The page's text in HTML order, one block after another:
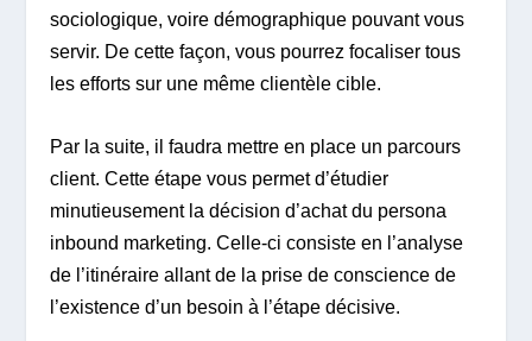
sociologique, voire démographique pouvant vous
servir. De cette façon, vous pourrez focaliser tous
les efforts sur une même clientèle cible.
Par la suite, il faudra mettre en place un parcours
client. Cette étape vous permet d’étudier
minutieusement la décision d’achat du persona
inbound marketing. Celle-ci consiste en l’analyse
de l’itinéraire allant de la prise de conscience de
l’existence d’un besoin à l’étape décisive.